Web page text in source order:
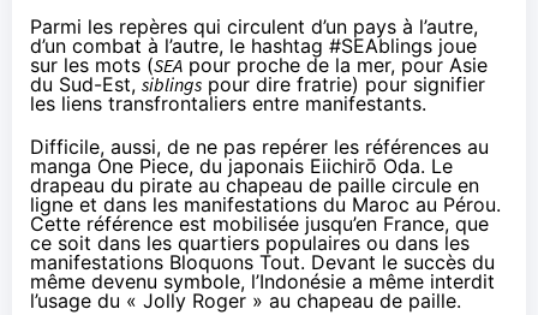
Parmi les repères qui circulent d’un pays à l’autre,
d’un combat à l’autre, le hashtag #SEAblings joue
sur les mots (SEA pour proche de la mer, pour Asie
du Sud-Est, siblings pour dire fratrie) pour signifier
les liens transfrontaliers entre manifestants.
Difficile, aussi, de ne pas repérer les références au
manga One Piece, du japonais Eiichirō Oda. Le
drapeau du pirate au chapeau de paille circule en
ligne et dans les manifestations du Maroc au Pérou.
Cette référence est mobilisée jusqu’en France, que
ce soit dans les quartiers populaires ou dans les
manifestations Bloquons Tout. Devant le succès du
même devenu symbole, l’Indonésie a même interdit
l’usage du « Jolly Roger » au chapeau de paille.